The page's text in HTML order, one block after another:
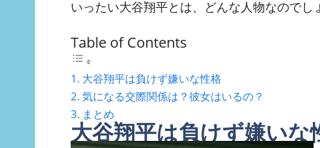
いったい大谷翔平とは、どんな人物なのでし
Table of Contents
大谷翔平は負けず嫌いな性格
気になる交際関係は？彼女はいるの？
まとめ
大谷翔平は負けず嫌いな